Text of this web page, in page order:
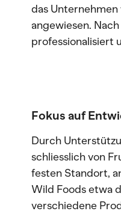
das
angewiesen.
professionalisiert
Fokus auf
Durch
schliesslich von
festen Standort,
Wild Foods etwa
verschiedene